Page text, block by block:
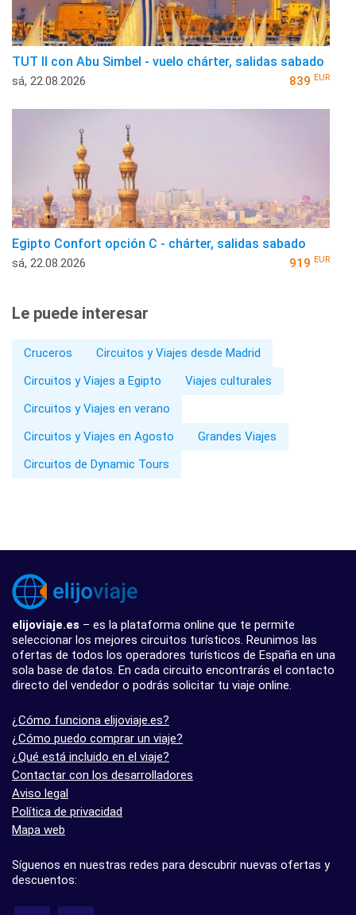
TUT II con Abu Simbel - vuelo chárter, salidas sabado
sá, 22.08.2026 839 EUR
Egipto Confort opción C - chárter, salidas sabado
sá, 22.08.2026 919 EUR
Le puede interesar
Cruceros
Circuitos y Viajes desde Madrid
Circuitos y Viajes a Egipto
Viajes culturales
Circuitos y Viajes en verano
Circuitos y Viajes en Agosto
Grandes Viajes
Circuitos de Dynamic Tours
elijoviaje.es – es la plataforma online que te permite
seleccionar los mejores circuitos turísticos. Reunimos las
ofertas de todos los operadores turísticos de España en una
sola base de datos. En cada circuito encontrarás el contacto
directo del vendedor o podrás solicitar tu viaje online.
¿Cómo funciona elijoviaje.es?
¿Cómo puedo comprar un viaje?
¿Qué está incluido en el viaje?
Contactar con los desarrolladores
Aviso legal
Política de privacidad
Mapa web
Síguenos en nuestras redes para descubrir nuevas ofertas y
descuentos: